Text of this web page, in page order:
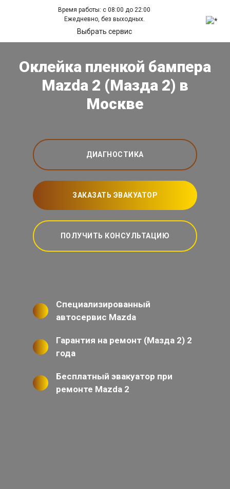
Время работы: с 08:00 до 22:00
Ежедневно, без выходных.
Выбрать сервис
Оклейка пленкой бампера
Mazda 2 (Мазда 2) в
Москве
ДИАГНОСТИКА
ЗАКАЗАТЬ ЭВАКУАТОР
ПОЛУЧИТЬ КОНСУЛЬТАЦИЮ
Специализированный
автосервис Mazda
Гарантия на ремонт (Мазда 2) 2
года
Бесплатный эвакуатор при
ремонте Mazda 2